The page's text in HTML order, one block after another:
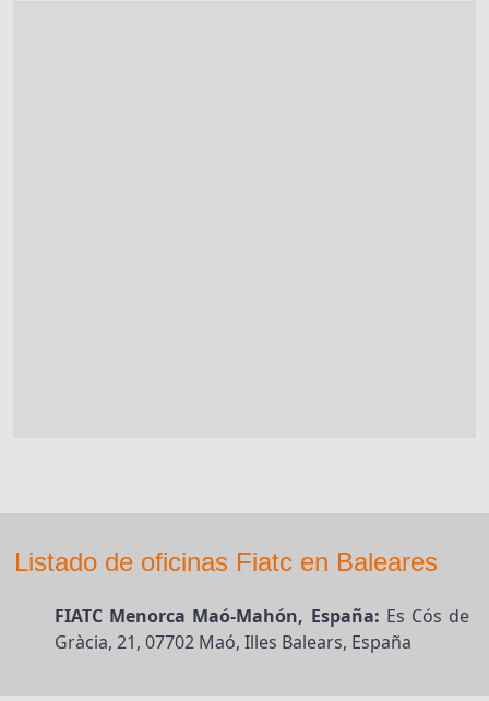
Listado de oficinas Fiatc en Baleares
FIATC Menorca Maó-Mahón, España: Es Cós de
Gràcia, 21, 07702 Maó, Illes Balears, España